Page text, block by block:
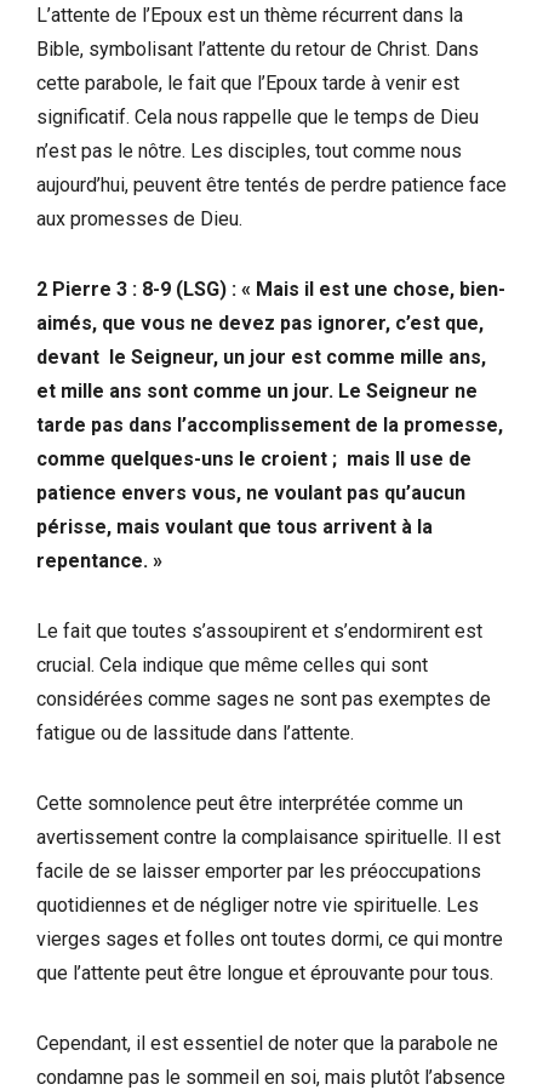
L’attente de l’Epoux est un thème récurrent dans la
Bible, symbolisant l’attente du retour de Christ. Dans
cette parabole, le fait que l’Epoux tarde à venir est
significatif. Cela nous rappelle que le temps de Dieu
n’est pas le nôtre. Les disciples, tout comme nous
aujourd’hui, peuvent être tentés de perdre patience face
aux promesses de Dieu.
2 Pierre 3 : 8-9 (LSG) : « Mais il est une chose, bien-
aimés, que vous ne devez pas ignorer, c’est que,
devant le Seigneur, un jour est comme mille ans,
et mille ans sont comme un jour. Le Seigneur ne
tarde pas dans l’accomplissement de la promesse,
comme quelques-uns le croient ; mais Il use de
patience envers vous, ne voulant pas qu’aucun
périsse, mais voulant que tous arrivent à la
repentance. »
Le fait que toutes s’assoupirent et s’endormirent est
crucial. Cela indique que même celles qui sont
considérées comme sages ne sont pas exemptes de
fatigue ou de lassitude dans l’attente.
Cette somnolence peut être interprétée comme un
avertissement contre la complaisance spirituelle. Il est
facile de se laisser emporter par les préoccupations
quotidiennes et de négliger notre vie spirituelle. Les
vierges sages et folles ont toutes dormi, ce qui montre
que l’attente peut être longue et éprouvante pour tous.
Cependant, il est essentiel de noter que la parabole ne
condamne pas le sommeil en soi, mais plutôt l’absence